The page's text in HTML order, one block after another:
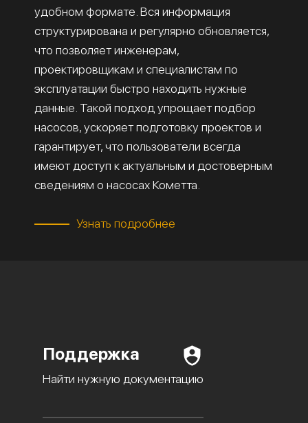
удобном формате. Вся информация
структурирована и регулярно обновляется,
что позволяет инженерам,
проектировщикам и специалистам по
эксплуатации быстро находить нужные
данные. Такой подход упрощает подбор
насосов, ускоряет подготовку проектов и
гарантирует, что пользователи всегда
имеют доступ к актуальным и достоверным
сведениям о насосах Кометта.
Узнать подробнее
Поддержка
Найти нужную документацию